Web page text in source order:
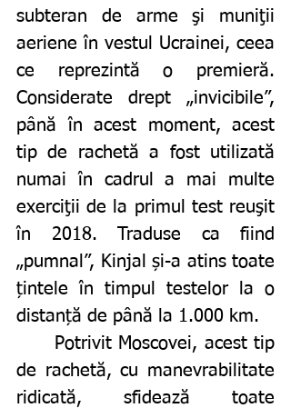
subteran de arme şi muniţii
aeriene în vestul Ucrainei, ceea
ce reprezintă o premieră.
Considerate drept „invicibile”,
până în acest moment, acest
tip de rachetă a fost utilizată
numai în cadrul a mai multe
exerciţii de la primul test reuşit
în 2018. Traduse ca fiind
„pumnal”, Kinjal și-a atins toate
țintele în timpul testelor la o
distanță de până la 1.000 km.
de rachetă, cu manevrabilitate
ridicată, sfidează toate